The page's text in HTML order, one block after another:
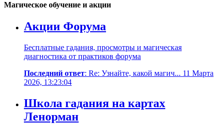
Магическое обучение и акции
Акции Форума
Бесплатные гадания, просмотры и магическая
диагностика от практиков форума
Последний ответ: Re: Узнайте, какой магич... 11 Марта
2026, 13:23:04
Школа гадания на картах
Ленорман